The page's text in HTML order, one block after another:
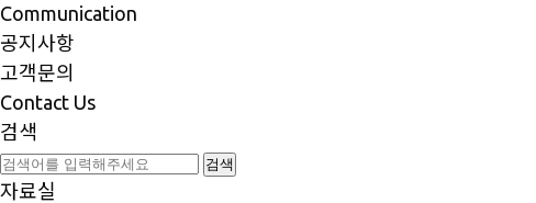
Communication
공지사항
고객문의
Contact Us
검색
자료실